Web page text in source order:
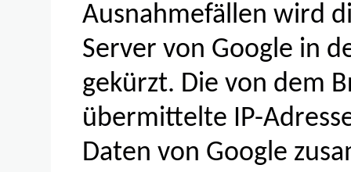
Ausnahmefällen wird
Server von Google in
gekürzt. Die von dem
übermittelte IP-
Daten von Google